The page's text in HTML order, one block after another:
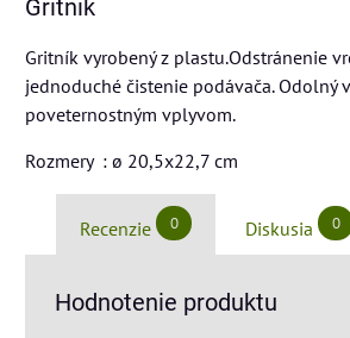
Gritník
Gritník vyrobený z plastu.Odstránenie
jednoduché čistenie podávača. Odolný
poveternostným vplyvom.
Rozmery : ø 20,5x22,7 cm
Recenzie 0 Diskusia 0
Hodnotenie produktu